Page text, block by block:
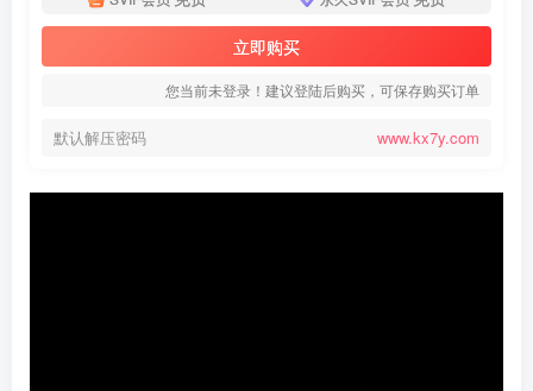
立即购买
您当前未登录！建议登陆后购买，可保存购买订单
默认解压密码 www.kx7y.com